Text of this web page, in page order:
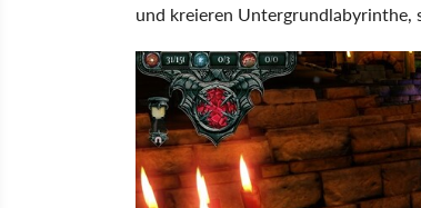
und kreieren Untergrundlabyrinthe,